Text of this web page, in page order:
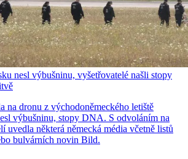
nesl výbušninu, vyšetřovatelé našli stopy
na dronu z východoněmeckého letiště
výbušninu, stopy DNA. S odvoláním na
uvedla některá německá média včetně listů
bulvárních novin Bild.